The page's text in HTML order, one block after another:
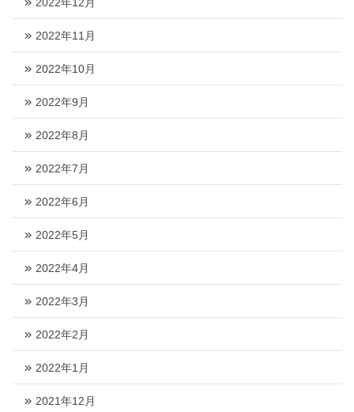
2022年11月
2022年10月
2022年9月
2022年8月
2022年7月
2022年6月
2022年5月
2022年4月
2022年3月
2022年2月
2022年1月
2021年12月